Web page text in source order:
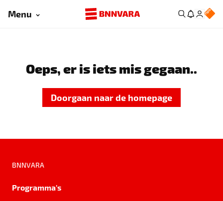
Menu
Oeps, er is iets mis gegaan..
Doorgaan naar de homepage
BNNVARA
Programma's